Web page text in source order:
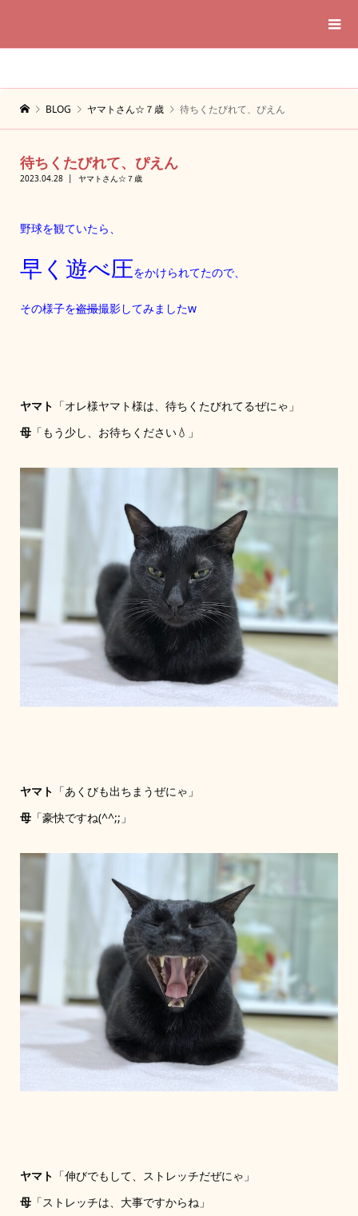
BLOG ヤマトさん☆７歳 待ちくたびれて、ぴえん
待ちくたびれて、ぴえん
2023.04.28 ヤマトさん☆７歳
野球を観ていたら、
早く遊べ圧をかけられてたので、
その様子を盗撮撮影してみましたw
ヤマト 「オレ様ヤマト様は、待ちくたびれてるぜにゃ」
母「もう少し、お待ちください💧」
ヤマト 「あくびも出ちまうぜにゃ」
母「豪快ですね(^^;;」
ヤマト 「伸びでもして、ストレッチだぜにゃ」
母「ストレッチは、大事ですからね」